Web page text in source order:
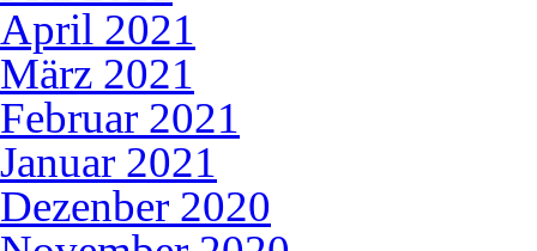
April 2021
März 2021
Februar 2021
Januar 2021
Dezenber 2020